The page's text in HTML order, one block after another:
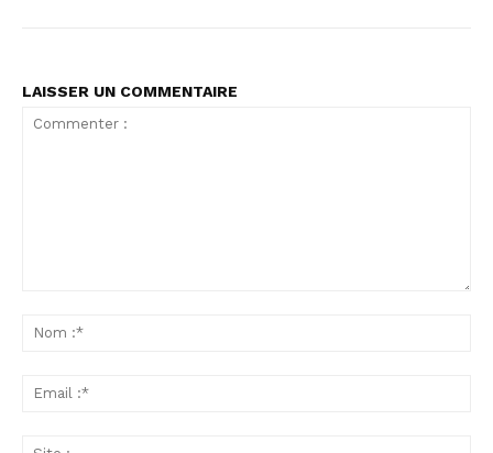
LAISSER UN COMMENTAIRE